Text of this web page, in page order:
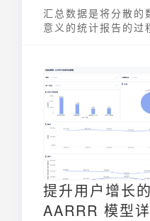
汇总数据是将分散的
意义的统计报告的过
的方法多种多样，
数据分析工具，选择
提升用户增长
AARRR 模型